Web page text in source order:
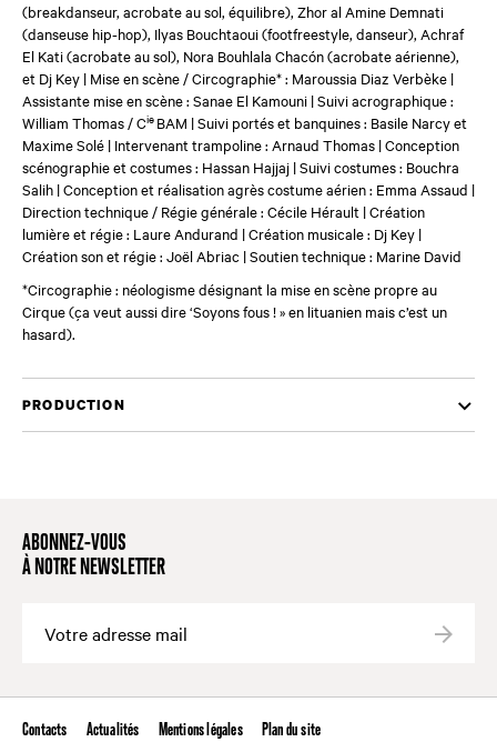
(breakdanseur, acrobate au sol, équilibre), Zhor al Amine Demnati
(danseuse hip-hop), Ilyas Bouchtaoui (footfreestyle, danseur), Achraf
El Kati (acrobate au sol), Nora Bouhlala Chacón (acrobate aérienne),
et Dj Key | Mise en scène / Circographie* : Maroussia Diaz Verbèke |
Assistante mise en scène : Sanae El Kamouni | Suivi acrographique :
William Thomas / Cie BAM | Suivi portés et banquines : Basile Narcy et
Maxime Solé | Intervenant trampoline : Arnaud Thomas | Conception
scénographie et costumes : Hassan Hajjaj | Suivi costumes : Bouchra
Salih | Conception et réalisation agrès costume aérien : Emma Assaud |
Direction technique / Régie générale : Cécile Hérault | Création
lumière et régie : Laure Andurand | Création musicale : Dj Key |
Création son et régie : Joël Abriac | Soutien technique : Marine David
*Circographie : néologisme désignant la mise en scène propre au
Cirque (ça veut aussi dire ‘Soyons fous ! » en lituanien mais c’est un
hasard).
PRODUCTION
ABONNEZ-VOUS
À NOTRE NEWSLETTER
Contacts Actualités Mentions légales Plan du site